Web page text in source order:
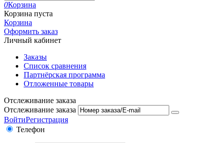
0Корзина
Корзина пуста
Корзина
Оформить заказ
Личный кабинет
Заказы
Список сравнения
Партнёрская программа
Отложенные товары
Отслеживание заказа
Отслеживание заказа
ВойтиРегистрация
Телефон